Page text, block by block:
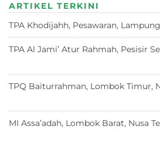
A
p
p
b
o
o
k
r
ra
m
d
s
ARTIKEL TERKINI
TPA Khodijahh, Pesawaran, Lampung
TPA Al Jami’ Atur Rahmah, Pesisir
TPQ Baiturrahman, Lombok Timur,
MI Assa’adah, Lombok Barat, Nusa